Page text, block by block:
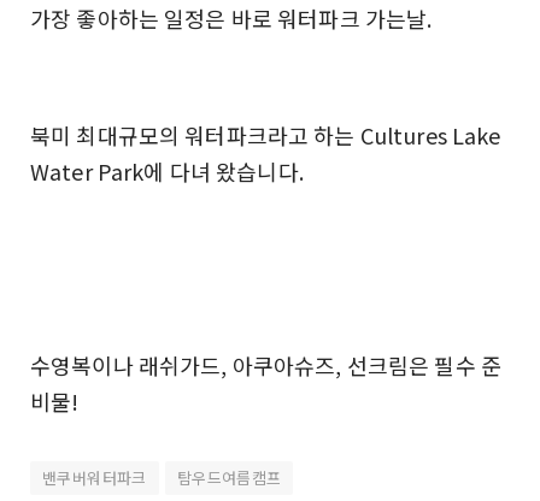
가장 좋아하는 일정은 바로 워터파크 가는날.
북미 최대규모의 워터파크라고 하는 Cultures Lake
Water Park에 다녀 왔습니다.
수영복이나 래쉬가드, 아쿠아슈즈, 선크림은 필수 준
비물!
밴쿠버워터파크 탐우드여름캠프